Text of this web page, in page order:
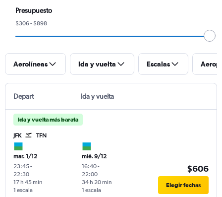
Presupuesto
$306 - $898
Aerolíneas Ida y vuelta Escalas
Depart Ida y vuelta
Ida y vuelta más barata
JFK TFN
mar. 1/12
23:45-
22:30
1 escala
17 h 45 min
mié. 9/12
16:40-
22:00
1 escala
34 h 20 min
$606
Elegir fechas